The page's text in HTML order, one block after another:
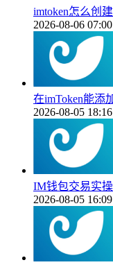
imtoken怎么创
2026-08-06
在imToken能添
2026-08-05
IM钱包交易实
2026-08-05